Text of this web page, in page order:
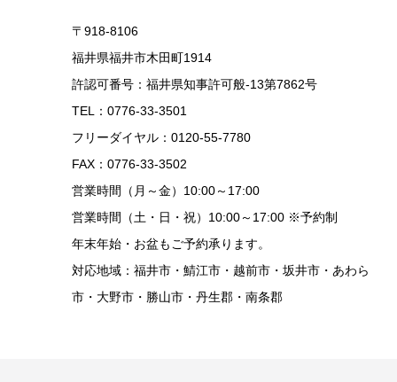
〒918-8106
福井県福井市木田町1914
許認可番号：福井県知事許可般-13第7862号
TEL：0776-33-3501
フリーダイヤル：0120-55-7780
FAX：0776-33-3502
営業時間（月～金）10:00～17:00
営業時間（土・日・祝）10:00～17:00 ※予約制
年末年始・お盆もご予約承ります。
対応地域：福井市・鯖江市・越前市・坂井市・あわら
市・大野市・勝山市・丹生郡・南条郡